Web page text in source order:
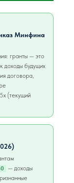
Минфина
гранты — это
доходы будущих
договора,
(текущий
— доходы